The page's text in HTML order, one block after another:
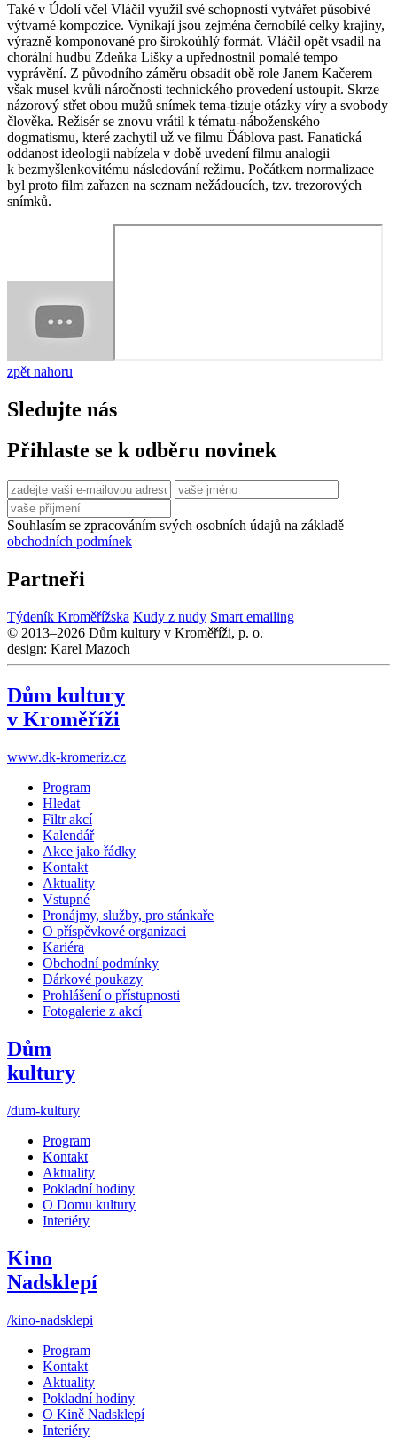
Také v Údolí včel Vláčil využil své schopnosti vytvářet působivé
výtvarné kompozice. Vynikají jsou zejména černobílé celky krajiny,
výrazně komponované pro širokoúhlý formát. Vláčil opět vsadil na
chorální hudbu Zdeňka Lišky a upřednostnil pomalé tempo
vyprávění. Z původního záměru obsadit obě role Janem Kačerem
však musel kvůli náročnosti technického provedení ustoupit. Skrze
názorový střet obou mužů snímek tema-tizuje otázky víry a svobody
člověka. Režisér se znovu vrátil k tématu-náboženského
dogmatismu, které zachytil už ve filmu Ďáblova past. Fanatická
oddanost ideologii nabízela v době uvedení filmu analogii
k bezmyšlenkovitému následování režimu. Počátkem normalizace
byl proto film zařazen na seznam nežádoucích, tzv. trezorových
snímků.
zpět nahoru
Sledujte nás
Přihlaste se k odběru novinek
Souhlasím se zpracováním svých osobních údajů na základě
obchodních podmínek
Partneři
Týdeník Kroměřížska Kudy z nudy Smart emailing
© 2013–2026 Dům kultury v Kroměříži, p. o.
design: Karel Mazoch
Dům kultury
v Kroměříži
www.dk-kromeriz.cz
Program
Hledat
Filtr akcí
Kalendář
Akce jako řádky
Kontakt
Aktuality
Vstupné
Pronájmy, služby, pro stánkaře
O příspěvkové organizaci
Kariéra
Obchodní podmínky
Dárkové poukazy
Prohlášení o přístupnosti
Fotogalerie z akcí
Dům
kultury
/dum-kultury
Program
Kontakt
Aktuality
Pokladní hodiny
O Domu kultury
Interiéry
Kino
Nadsklepí
/kino-nadsklepi
Program
Kontakt
Aktuality
Pokladní hodiny
O Kině Nadsklepí
Interiéry